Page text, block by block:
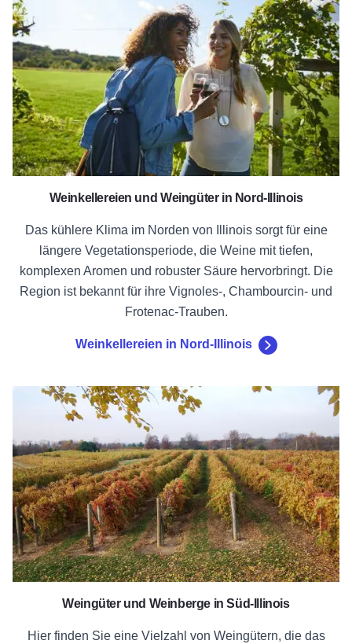
Weinkellereien und Weingüter in Nord-Illinois
Das kühlere Klima im Norden von Illinois sorgt für eine
längere Vegetationsperiode, die Weine mit tiefen,
komplexen Aromen und robuster Säure hervorbringt. Die
Region ist bekannt für ihre Vignoles-, Chambourcin- und
Frotenac-Trauben.
Weinkellereien in Nord-Illinois
Weingüter und Weinberge in Süd-Illinois
Hier finden Sie eine Vielzahl von Weingütern, die das
Weinkellereien in Süd-Illinois